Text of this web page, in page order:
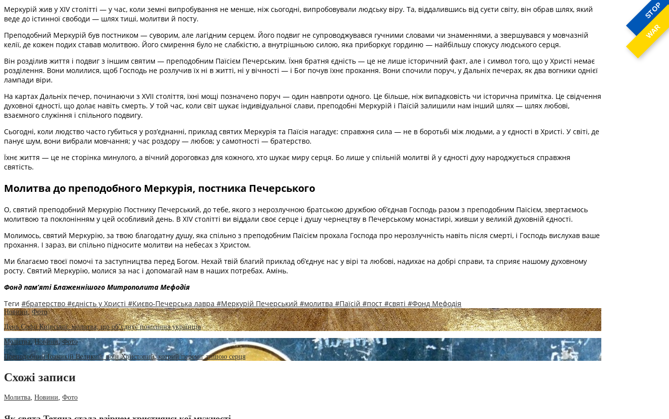
STOP
WAR
Меркурій жив у XIV столітті — у час, коли земні випробування не менше, ніж сьогодні, випробовували людську віру. Та, віддалившись від суєти світу, він обрав шлях, який
веде до істинної свободи — шлях тиші, молитви й посту.
Преподобний Меркурій був постником — суворим, але лагідним серцем. Його подвиг не супроводжувався гучними словами чи знаменнями, а звершувався у мовчазній
келії, де кожен подих ставав молитвою. Його смирення було не слабкістю, а внутрішньою силою, яка приборкує гординю — найбільшу спокусу людського серця.
Він розділив життя і подвиг з іншим святим — преподобним Паїсієм Печерським. Їхня братня єдність — це не лише історичний факт, але і символ того, що у Христі немає
розділення. Вони молилися, щоб Господь не розлучив їх ні в житті, ні у вічності — і Бог почув їхнє прохання. Вони спочили поруч, у Дальніх печерах, як два вогники однієї
лампади віри.
На картах Дальніх печер, починаючи з XVII століття, їхні мощі позначено поруч — один навпроти одного. Це більше, ніж випадковість чи історична примітка. Це свідчення
духовної єдності, що долає навіть смерть. У той час, коли світ шукає індивідуальної слави, преподобні Меркурій і Паїсій залишили нам інший шлях — шлях любові,
взаємного служіння і спільного подвигу.
Сьогодні, коли людство часто губиться у роз’єднанні, приклад святих Меркурія та Паїсія нагадує: справжня сила — не в боротьбі між людьми, а у єдності в Христі. У світі, де
панує шум, вони вибрали мовчання; у час роздору — любов; у самотності — братерство.
Їхнє життя — це не сторінка минулого, а вічний дороговказ для кожного, хто шукає миру серця. Бо лише у спільній молитві й у єдності духу народжується справжня
святість.
Молитва до преподобного Меркурія, постника Печерського
О, святий преподобний Меркурію Постнику Печерський, до тебе, якого з нерозлучною братською дружбою об’єднав Господь разом з преподобним Паїсієм, звертаємось
молитвою та поклонінням у цей особливий день. В XIV столітті ви віддали своє серце і душу чернецтву в Печерському монастирі, живши у великій духовній єдності.
Молимось, святий Меркурію, за твою благодатну душу, яка спільно з преподобним Паїсієм прохала Господа про нерозлучність навіть після смерті, і Господь вислухав ваше
прохання. І зараз, ви спільно підносите молитви на небесах з Христом.
Ми благаємо твоєї помочі та заступництва перед Богом. Нехай твій благий приклад об’єднує нас у вірі та любові, надихає на добрі справи, та сприяє нашому духовному
росту. Святий Меркурію, молися за нас і допомагай нам в наших потребах. Амінь.
Фонд пам’яті Блаженнішого Митрополита Мефодія
Теги #братерство #єдність у Христі #Києво-Печерська лавра #Меркурій Печерський #молитва #Паїсій #пост #святі #Фонд Мефодія
Новини,Фото
День Софії Київської: молитва, що об’єднує покоління українців
Молитва,Новини, Фото
Преподобний Іоаникій Великий: воїн Христовий, котрий переміг тишою серця
Схожі записи
Молитва, Новини, Фото